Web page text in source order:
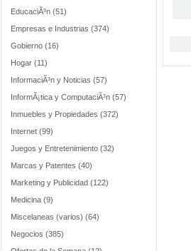
EducaciÃ³n (51)
Empresas e Industrias (374)
Gobierno (16)
Hogar (11)
InformaciÃ³n y Noticias (57)
InformÃ¡tica y ComputaciÃ³n (57)
Inmuebles y Propiedades (372)
Internet (99)
Juegos y Entretenimiento (32)
Marcas y Patentes (40)
Marketing y Publicidad (122)
Medicina (9)
Miscelaneas (varios) (64)
Negocios (385)